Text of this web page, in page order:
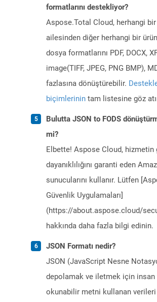
formatlarını destekliyor?
Aspose.Total Cloud, herhangi
ailesinden diğer herhangi bir
dosya formatlarını PDF, DOCX,
image(TIFF, JPEG, PNG BMP),
fazlasına dönüştürebilir.
biçimlerinin tam listesine göz
Bulutta JSON to FODS
mi?
Elbette! Aspose Cloud, hizmetin
dayanıklılığını garanti eden
sunucularını kullanır. Lütfen
Güvenlik Uygulamaları]
(https://about.aspose.cloud/
hakkında daha fazla bilgi edinin.
JSON Formatı nedir?
JSON (JavaScript Nesne
depolamak ve iletmek için insan
okunabilir metni kullanan